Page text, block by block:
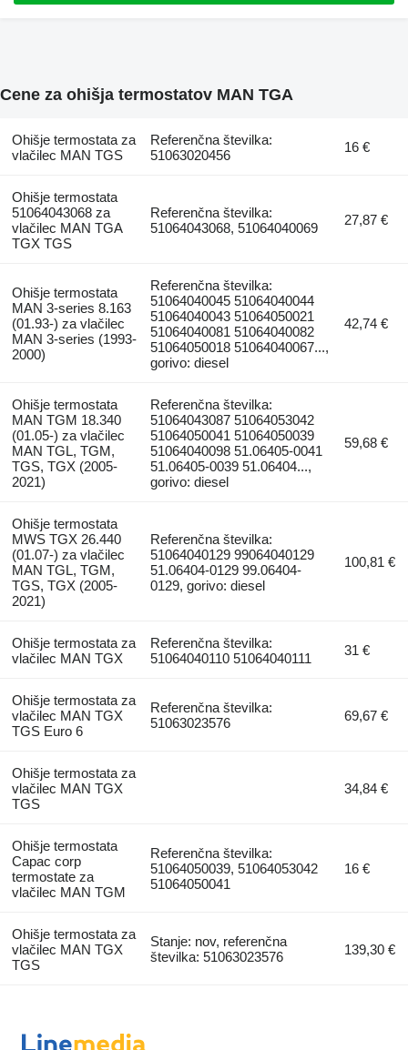
Cene za ohišja termostatov MAN TGA
Ohišje termostata za
vlačilec MAN TGS
Referenčna številka:
51063020456
16 €
Ohišje termostata
51064043068 za
vlačilec MAN TGA
TGX TGS
Referenčna številka:
51064043068, 51064040069
27,87 €
Ohišje termostata
MAN 3-series 8.163
(01.93-) za vlačilec
MAN 3-series (1993-
2000)
Referenčna številka:
51064040045 51064040044
51064040043 51064050021
51064040081 51064040082
51064050018 51064040067...,
gorivo: diesel
42,74 €
Ohišje termostata
MAN TGM 18.340
(01.05-) za vlačilec
MAN TGL, TGM,
TGS, TGX (2005-
2021)
Referenčna številka:
51064043087 51064053042
51064050041 51064050039
51064040098 51.06405-0041
51.06405-0039 51.06404...,
gorivo: diesel
59,68 €
Ohišje termostata
MWS TGX 26.440
(01.07-) za vlačilec
MAN TGL, TGM,
TGS, TGX (2005-
2021)
Referenčna številka:
51064040129 99064040129
51.06404-0129 99.06404-
0129, gorivo: diesel
100,81 €
Ohišje termostata za
vlačilec MAN TGX
Referenčna številka:
51064040110 51064040111
31 €
Ohišje termostata za
vlačilec MAN TGX
TGS Euro 6
Referenčna številka:
51063023576
69,67 €
Ohišje termostata za
vlačilec MAN TGX
TGS
34,84 €
Ohišje termostata
Capac corp
termostate za
vlačilec MAN TGM
Referenčna številka:
51064050039, 51064053042
51064050041
16 €
Ohišje termostata za
vlačilec MAN TGX
TGS
Stanje: nov, referenčna
številka: 51063023576
139,30 €